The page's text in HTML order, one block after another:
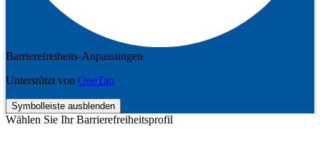
Barrierefreiheits-Anpassungen
Unterstützt von OneTap
Symbolleiste ausblenden
Wählen Sie Ihr Barrierefreiheitsprofil